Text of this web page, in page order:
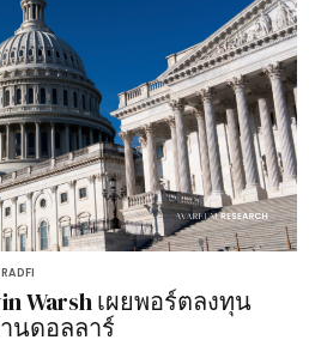
Warsh เผยพอร์ตลงทุน
นดอลลาร์